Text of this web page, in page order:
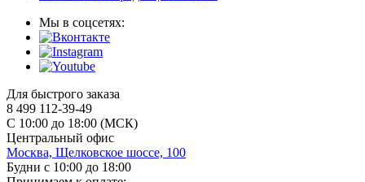
Мы в соцсетях:
Для быстрого заказа
8 499 112-39-49
С 10:00 до 18:00 (МСК)
Центральный офис
Москва, Щелковское шоссе, 100
Будни с 10:00 до 18:00